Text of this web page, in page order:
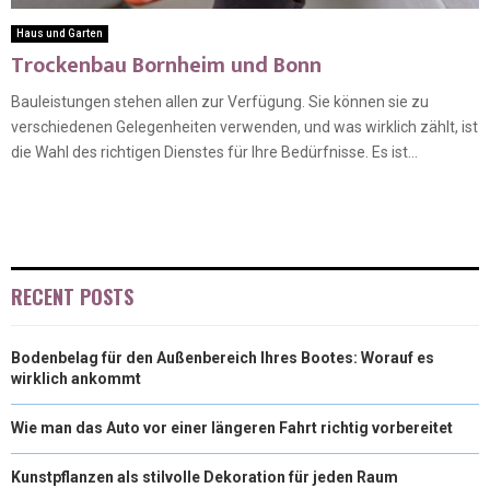
Haus und Garten
Trockenbau Bornheim und Bonn
Bauleistungen stehen allen zur Verfügung. Sie können sie zu
verschiedenen Gelegenheiten verwenden, und was wirklich zählt, ist
die Wahl des richtigen Dienstes für Ihre Bedürfnisse. Es ist...
RECENT POSTS
Bodenbelag für den Außenbereich Ihres Bootes: Worauf es
wirklich ankommt
Wie man das Auto vor einer längeren Fahrt richtig vorbereitet
Kunstpflanzen als stilvolle Dekoration für jeden Raum